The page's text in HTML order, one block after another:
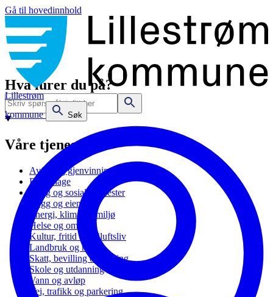
Gå til hovedinnhold
Lillestrøm
kommune
Søk
Hva lurer du på?
Våre tjenester
Avfall og gjenvinning
Barnehage
Bolig og sosiale tjenester
Bygg og eiendom
Energi, klima og miljø
Helse og omsorg
Kultur, fritid og friluftsliv
Landbruk og natur
Skatt, bevilling og næring
Skole og utdanning
Vann og avløp
Vei, trafikk og parkering